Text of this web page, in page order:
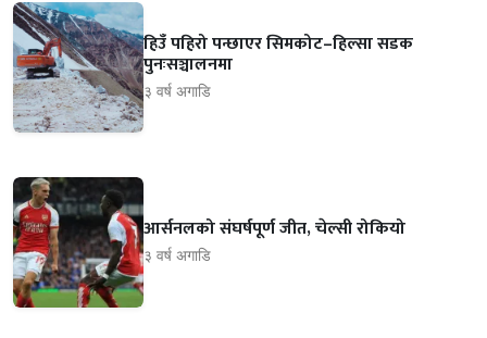
हिउँ पहिरो पन्छाएर सिमकोट–हिल्सा सडक
पुनःसञ्चालनमा
३ वर्ष अगाडि
आर्सनलको संघर्षपूर्ण जीत, चेल्सी रोकियो
३ वर्ष अगाडि